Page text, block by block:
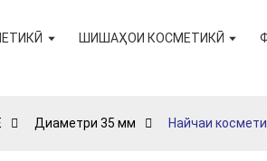
ШИШАҲОИ КОСМЕТИКӢ
Диаметри 35 мм Найчаи